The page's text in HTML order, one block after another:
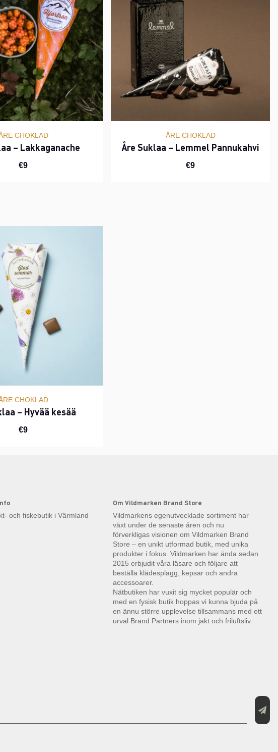
CHOKLAD
– Lakkaganache
€9
ÅRE CHOKLAD
Åre Suklaa – Lemmel Pannukahvi
€9
CHOKLAD
– Hyvää kesää
€9
och fiskebutik i Värmland
Om Vildmarken Brand Store
Vildmarkens egenutvecklade sortiment har
växt under de senaste åren och nu
förverkligas visionen om Vildmarken Brand
Store – en unikt utformad butik, med unika
produkter i fokus. Vildmarken har ända sedan
2015 erbjudit våra läsare och följare att
beställa klädesplagg, kepsar och andra
accessoarer.
Nätbutiken har vuxit sig mycket populär och
med en fysisk butik hoppas vi kunna bjuda på
en ännu större upplevelse tillsammans med ett
urval Brand Partners inom jakt och friluftsliv.